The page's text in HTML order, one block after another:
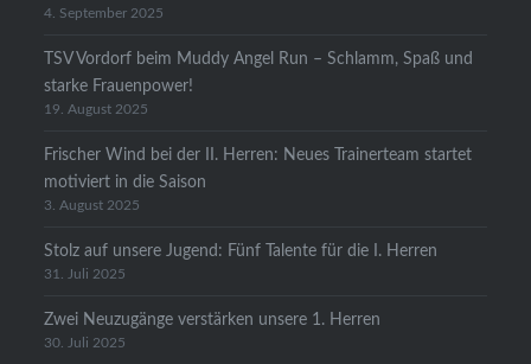
4. September 2025
TSV Vordorf beim Muddy Angel Run – Schlamm, Spaß und
starke Frauenpower!
19. August 2025
Frischer Wind bei der II. Herren: Neues Trainerteam startet
motiviert in die Saison
3. August 2025
Stolz auf unsere Jugend: Fünf Talente für die I. Herren
31. Juli 2025
Zwei Neuzugänge verstärken unsere 1. Herren
30. Juli 2025